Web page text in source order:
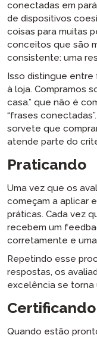
conectadas em
de dispositivos
coisas para muitas
conceitos que são
consistente: uma
Isso distingue entre
à loja. Compramos
casa.” que não é
“frases
sorvete que
atende parte do
Praticando
Uma vez que os
começam a aplicar
práticas. Cada vez
recebem um
corretamente e
Repetindo esse
respostas, os
excelência se torna
Certificando
Quando estão